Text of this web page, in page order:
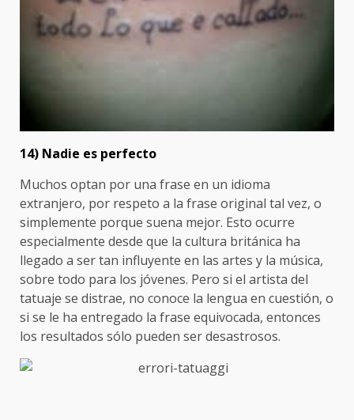
14) Nadie es perfecto
Muchos optan por una frase en un idioma
extranjero, por respeto a la frase original tal vez, o
simplemente porque suena mejor. Esto ocurre
especialmente desde que la cultura británica ha
llegado a ser tan influyente en las artes y la música,
sobre todo para los jóvenes. Pero si el artista del
tatuaje se distrae, no conoce la lengua en cuestión, o
si se le ha entregado la frase equivocada, entonces
los resultados sólo pueden ser desastrosos.